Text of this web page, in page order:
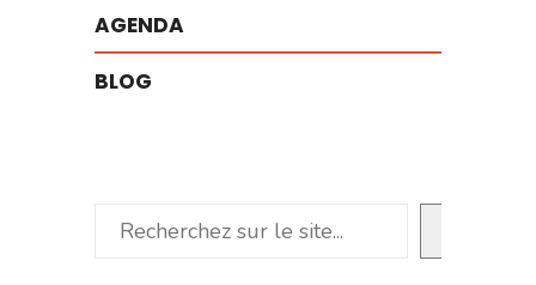
AGENDA
BLOG
Rechercher